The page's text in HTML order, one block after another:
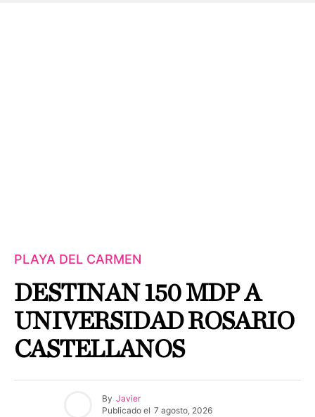
PLAYA DEL CARMEN
DESTINAN 150 MDP A
UNIVERSIDAD ROSARIO
CASTELLANOS
By Javier
Publicado el 7 agosto, 2026